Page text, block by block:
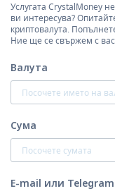
Услугата CrystalMoney
ви интересува?
криптовалута.
Ние ще се свържем с
Валута
Сума
E-mail или Telegram